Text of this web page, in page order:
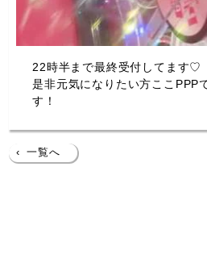
22時半まで最終受付してます♡
是非元気になりたい方ここPPP
す！
‹ 一覧へ